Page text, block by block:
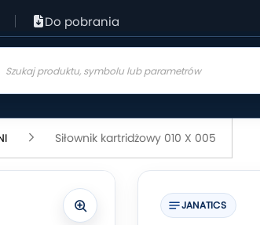
Do pobrania
Siłownik kartridżowy 010 X 005
JANATICS